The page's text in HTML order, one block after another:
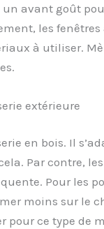
avant goût
les
à utiliser.
extérieure
en bois. Il
Par contre,
Pour les
moins sur le
pour ce type de